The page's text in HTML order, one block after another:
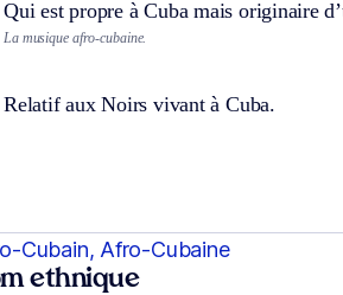
Qui est propre à Cuba mais originaire
La musique afro-cubaine.
Relatif aux Noirs vivant à Cuba.
Cubain, Afro-Cubaine
ethnique